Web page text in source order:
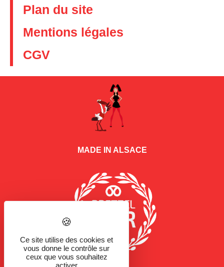
Plan du site
Mentions légales
CGV
MADE IN ALSACE
Ce site utilise des cookies et
vous donne le contrôle sur
ceux que vous souhaitez
activer